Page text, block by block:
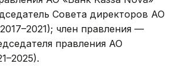
Совета директоров АО
член правления —
правления АО